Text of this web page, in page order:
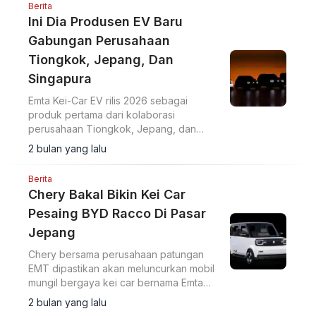
Berita
Ini Dia Produsen EV Baru
Gabungan Perusahaan
Tiongkok, Jepang, Dan
Singapura
Emta Kei-Car EV rilis 2026 sebagai
produk pertama dari kolaborasi
perusahaan Tiongkok, Jepang, dan
Singapura. Selain kei-car, tiga model EV
lain direncanakan hingga 2029.
2 bulan yang lalu
Berita
Chery Bakal Bikin Kei Car
Pesaing BYD Racco Di Pasar
Jepang
Chery bersama perusahaan patungan
EMT dipastikan akan meluncurkan mobil
mungil bergaya kei car bernama Emta
pada tahun 2027 mendatang.
2 bulan yang lalu